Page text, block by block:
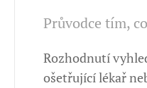
Průvodce tím,
Rozhodnutí
ošetřující lékař